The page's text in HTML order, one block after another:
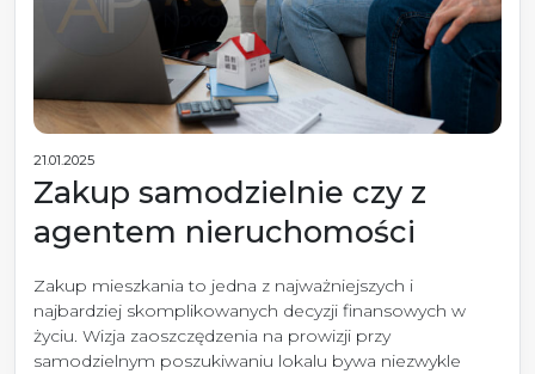
21.01.2025
Zakup samodzielnie czy z
agentem nieruchomości
Zakup mieszkania to jedna z najważniejszych i
najbardziej skomplikowanych decyzji finansowych w
życiu. Wizja zaoszczędzenia na prowizji przy
samodzielnym poszukiwaniu lokalu bywa niezwykle